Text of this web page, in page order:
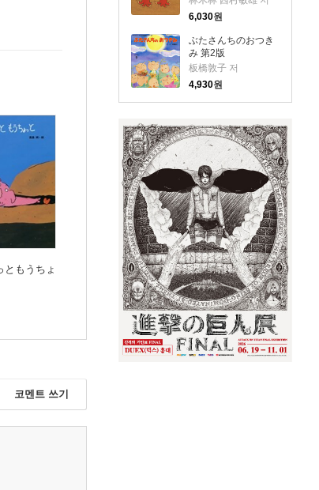
6,030원
ぶたさんちのおつき
み 第2版
板橋敦子 저
4,930원
ともうちょ
코멘트 쓰기